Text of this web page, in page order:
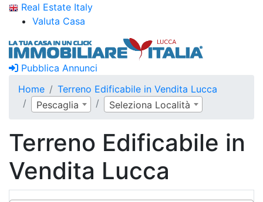
Real Estate Italy
Valuta Casa
Pubblica Annunci
Home
Terreno Edificabile in Vendita Lucca
Pescaglia
Seleziona Località
Terreno Edificabile in
Vendita Lucca